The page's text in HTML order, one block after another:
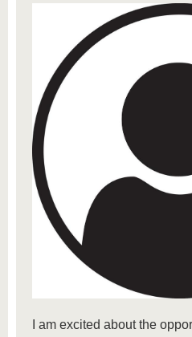
I am excited about the